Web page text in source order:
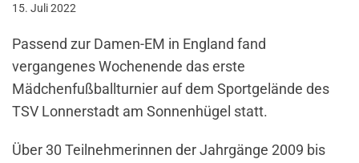
15. Juli 2022
Passend zur Damen-EM in England fand
vergangenes Wochenende das erste
Mädchenfußballturnier auf dem Sportgelände des
TSV Lonnerstadt am Sonnenhügel statt.
Über 30 Teilnehmerinnen der Jahrgänge 2009 bis